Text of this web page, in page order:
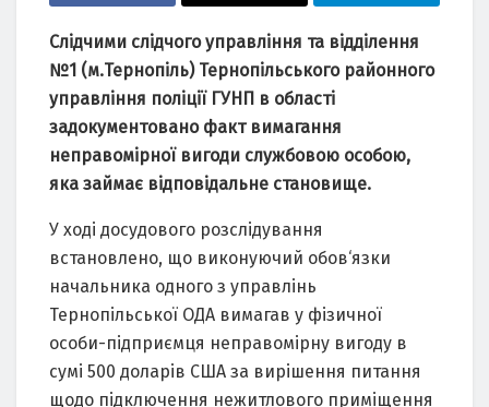
Слідчими слідчого управління та відділення
№1 (м.Тернопіль) Тернопільського районного
управління поліції ГУНП в області
задокументовано факт вимагання
неправомірної вигоди службовою особою,
яка займає відповідальне становище.
У ході досудового розслідування
встановлено, що виконуючий обов‘язки
начальника одного з управлінь
Тернопільської ОДА вимагав у фізичної
особи-підприємця неправомірну вигоду в
сумі 500 доларів США за вирішення питання
щодо підключення нежитлового приміщення